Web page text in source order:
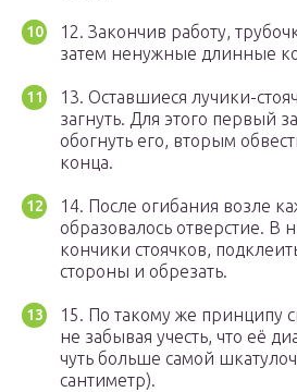
12. Закончив работу,
затем ненужные длинные
13. Оставшиеся лучики-
загнуть. Для этого первый
обогнуть его, вторым
конца.
14. После огибания возле
образовалось отверстие. В
кончики стоячков,
стороны и обрезать.
15. По такому же принципу
не забывая учесть, что её
чуть больше самой
сантиметр).